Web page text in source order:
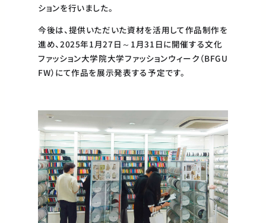
ションを行いました。
今後は、提供いただいた資材を活用して作品制作を
進め、2025年1月27日～1月31日に開催する文化
ファッション大学院大学ファッションウィーク（BFGU
FW）にて作品を展示発表する予定です。